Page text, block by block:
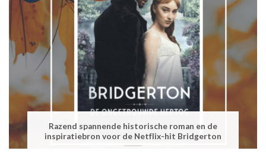
Razend spannende historische roman en de
inspiratiebron voor de Netflix-hit Bridgerton